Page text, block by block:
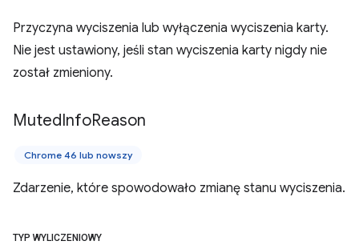
Przyczyna wyciszenia lub wyłączenia wyciszenia karty.
Nie jest ustawiony, jeśli stan wyciszenia karty nigdy nie
został zmieniony.
MutedInfoReason
Chrome 46 lub nowszy
Zdarzenie, które spowodowało zmianę stanu wyciszenia.
TYP WYLICZENIOWY